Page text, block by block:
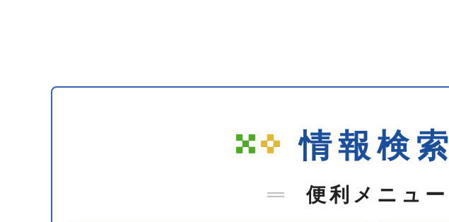
情報検索
便利メニュー